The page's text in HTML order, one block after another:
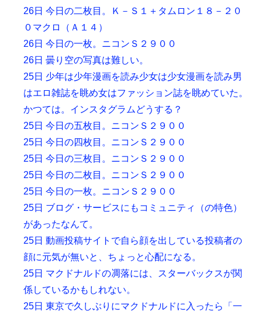
26日 今日の二枚目。Ｋ－Ｓ１＋タムロン１８－２０
０マクロ（Ａ１４）
26日 今日の一枚。ニコンＳ２９００
26日 曇り空の写真は難しい。
25日 少年は少年漫画を読み少女は少女漫画を読み男
はエロ雑誌を眺め女はファッション誌を眺めていた。
かつては。インスタグラムどうする？
25日 今日の五枚目。ニコンＳ２９００
25日 今日の四枚目。ニコンＳ２９００
25日 今日の三枚目。ニコンＳ２９００
25日 今日の二枚目。ニコンＳ２９００
25日 今日の一枚。ニコンＳ２９００
25日 ブログ・サービスにもコミュニティ（の特色）
があったなんて。
25日 動画投稿サイトで自ら顔を出している投稿者の
顔に元気が無いと、ちょっと心配になる。
25日 マクドナルドの凋落には、スターバックスが関
係しているかもしれない。
25日 東京で久しぶりにマクドナルドに入ったら「一